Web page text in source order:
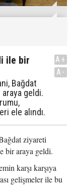
ile bir
Bağdat
geldi.
ele alındı.
A+
A-
ziyareti
bir araya geldi.
karşı karşıya
gelişmeler ile bu